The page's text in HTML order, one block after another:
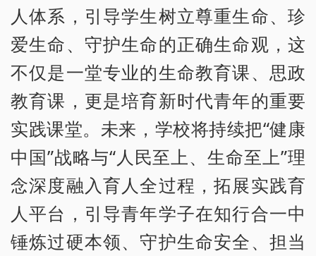
人体系，引导学生树立尊重生命、珍
爱生命、守护生命的正确生命观，这
不仅是一堂专业的生命教育课、思政
教育课，更是培育新时代青年的重要
实践课堂。未来，学校将持续把“健康
中国”战略与“人民至上、生命至上”理
念深度融入育人全过程，拓展实践育
人平台，引导青年学子在知行合一中
锤炼过硬本领、守护生命安全、担当